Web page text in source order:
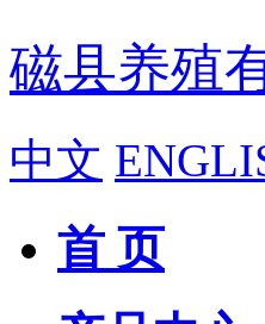
磁县养殖
中文
首 页